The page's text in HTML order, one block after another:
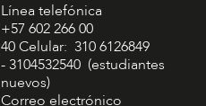
Línea telefónica
+57 602 266 00
40 Celular: 310 6126849
- 3104532540 (estudiantes
nuevos)
Correo electrónico